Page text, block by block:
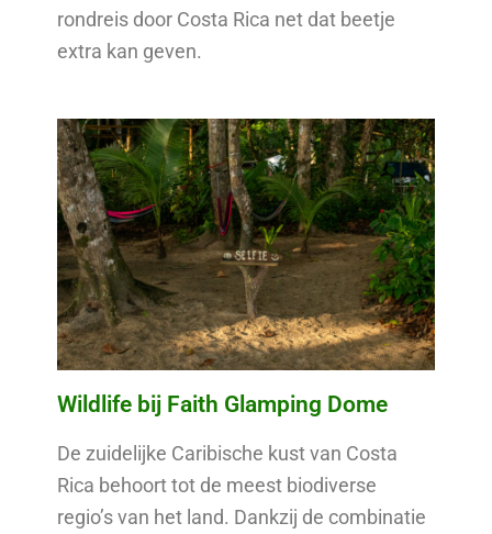
rondreis door Costa Rica net dat beetje
extra kan geven.
Wildlife bij Faith Glamping Dome
De zuidelijke Caribische kust van Costa
Rica behoort tot de meest biodiverse
regio’s van het land. Dankzij de combinatie